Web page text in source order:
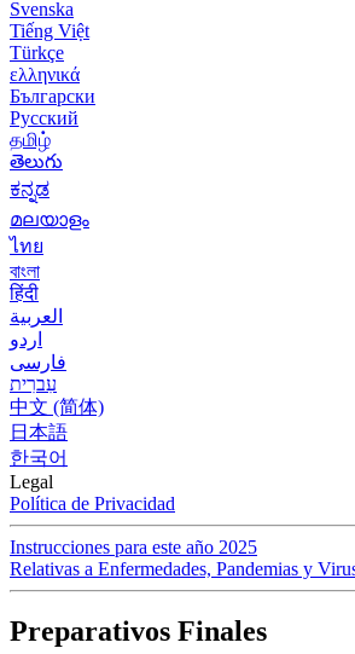
Svenska
Tiếng Việt
Türkçe
ελληνικά
Български
Русский
தமிழ்
తెలుగు
ಕನ್ನಡ
മലയാളം
ไทย
বাংলা
हिंदी
العربية
اردو
فارسی
עִברִית
中文 (简体)
日本語
한국어
Legal
Política de Privacidad
Instrucciones para este año 2025
Relativas a Enfermedades, Pandemias y
Preparativos Finales